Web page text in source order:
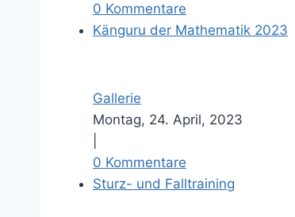
0 Kommentare
Känguru der Mathematik 2023
Gallerie
Montag, 24. April, 2023
0 Kommentare
Sturz- und Falltraining